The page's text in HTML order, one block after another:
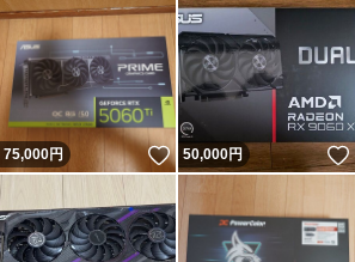
いいね！
75,000円 いいね！
50,000円